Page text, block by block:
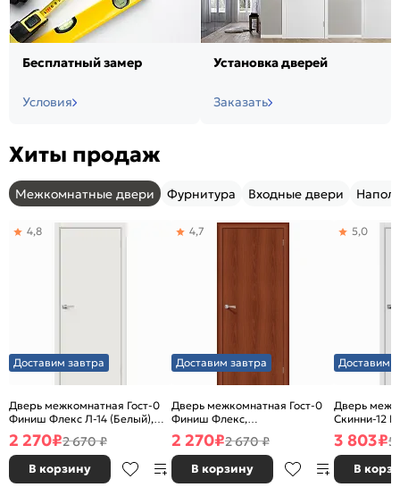
Бесплатный замер
Условия
Установка дверей
Заказать
Хиты продаж
Межкомнатные двери Фурнитура Входные двери
Доставим завтра
Дверь межкомнатная Гост-0
Финиш Флекс Л-14 (Белый),
глухая, каркасно-щитовая
4,8
2 270₽2 670 ₽
В корзину
Доставим завтра
Дверь межкомнатная Гост-0
Финиш Флекс,
Ламинированные Л-11
(ИталОрех), глухая, каркасно-
щитовая
4,7
2 270₽2 670 ₽
В корзину
Доставим
Дверь
Скинни-12
глухая,
5,0
3 803₽5
В